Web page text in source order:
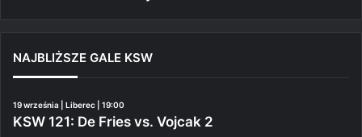
NAJBLIŻSZE GALE KSW
19 września | Liberec | 19:00
KSW 121: De Fries vs. Vojcak 2